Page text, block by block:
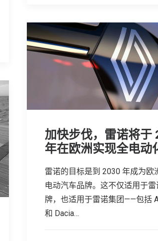
加快步伐，雷诺将于
年在欧洲实现全电动
雷诺的目标是到 2030 年成为欧
电动汽车品牌。这不仅适用于雷
牌，也适用于雷诺集团——包括
和 Dacia…